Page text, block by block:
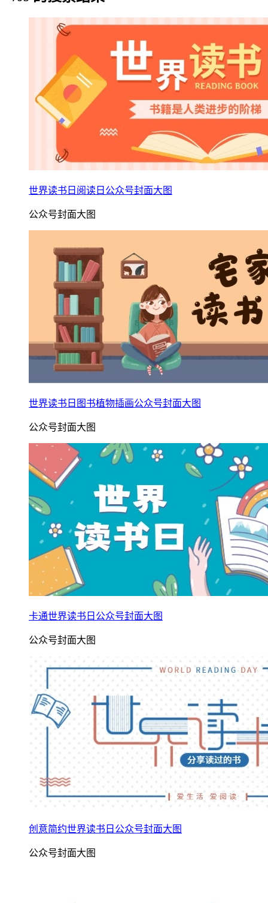
世界读书日阅读日公众号封面大图
公众号封面大图
世界读书日图书植物插画公众号封面大图
公众号封面大图
卡通世界读书日公众号封面大图
公众号封面大图
创意简约世界读书日公众号封面大图
公众号封面大图